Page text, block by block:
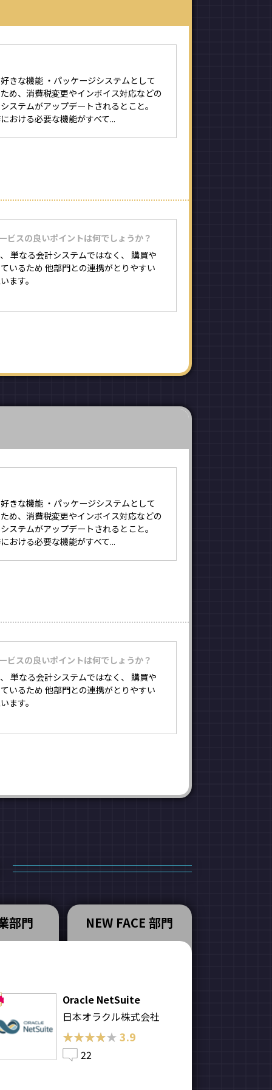
きな機能 ・パッケージシステムとして
め、消費税変更やインボイス対応などの
ステムがアップデートされるとこと。
おける必要な機能がすべて...
ビスの良いポイントは何でしょうか？
単なる会計システムではなく、 購買や
いるため 他部門との連携がとりやすい
ます。
きな機能 ・パッケージシステムとして
め、消費税変更やインボイス対応などの
ステムがアップデートされるとこと。
おける必要な機能がすべて...
ビスの良いポイントは何でしょうか？
単なる会計システムではなく、 購買や
いるため 他部門との連携がとりやすい
ます。
部門 NEW FACE 部門
Oracle NetSuite
日本オラクル株式会社
★★★★★
★★★★★3.9
22